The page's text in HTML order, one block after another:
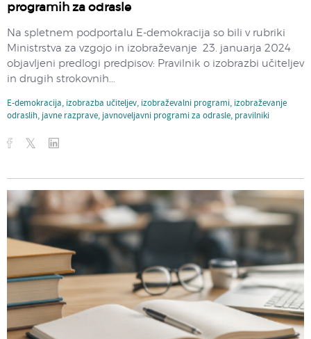
programih za odrasle
Na spletnem podportalu E-demokracija so bili v rubriki
Ministrstva za vzgojo in izobraževanje 23. januarja 2024
objavljeni predlogi predpisov: Pravilnik o izobrazbi učiteljev
in drugih strokovnih...
E-demokracija, izobrazba učiteljev, izobraževalni programi, izobraževanje
odraslih,javne razprave,javnoveljavni programi za odrasle, pravilniki